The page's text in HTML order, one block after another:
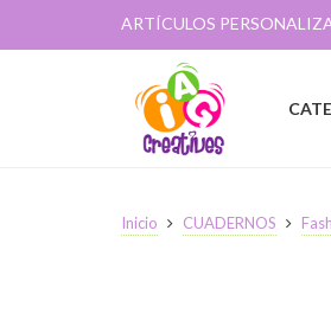
ARTÍCULOS
Inicio CUADERNOS